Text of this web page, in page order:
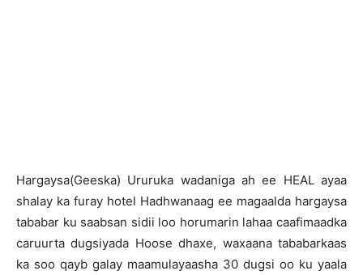
Hargaysa(Geeska) Ururuka wadaniga ah ee HEAL ayaa
shalay ka furay hotel Hadhwanaag ee magaalda hargaysa
tababar ku saabsan sidii loo horumarin lahaa caafimaadka
caruurta dugsiyada Hoose dhaxe, waxaana tababarkaas
ka soo qayb galay maamulayaasha 30 dugsi oo ku yaala